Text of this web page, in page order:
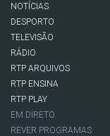
NOTÍCIAS
DESPORTO
TELEVISÃO
RÁDIO
RTP ARQUIVOS
RTP ENSINA
RTP PLAY
EM DIRETO
REVER PROGRAMAS